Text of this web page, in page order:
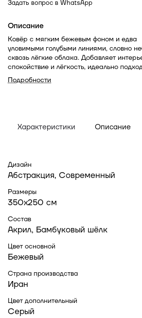
Задать вопрос в WhatsApp
Описание
Ковёр с мягким бежевым фоном и едва
уловимыми голубыми линиями, словно
сквозь лёгкие облака. Добавляет
спокойствие и лёгкость, идеально
для светлых гостиных, уютных спален и
минималистичных пространств
Подробности
Характеристики Описание
Дизайн
Абстракция, Современный
Размеры
350x250 см
Состав
Акрил, Бамбуковый шёлк
Цвет основной
Бежевый
Страна производства
Иран
Цвет дополнительный
Серый